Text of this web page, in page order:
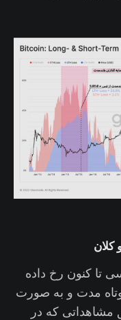
کلان
تا کنون رخ داده
مدت و به صورت
مشاهداتی که در